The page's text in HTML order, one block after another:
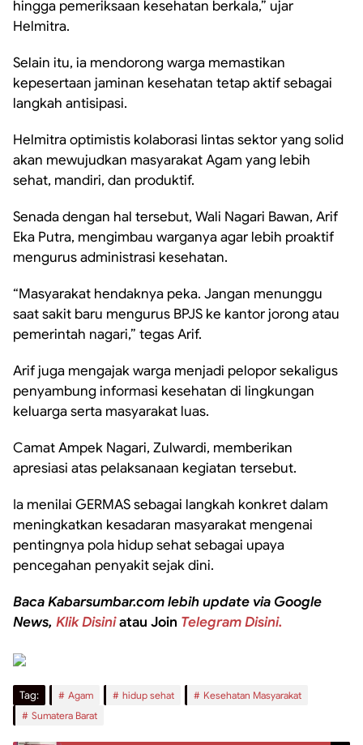
hingga pemeriksaan kesehatan berkala,” ujar
Helmitra.
Selain itu, ia mendorong warga memastikan
kepesertaan jaminan kesehatan tetap aktif sebagai
langkah antisipasi.
Helmitra optimistis kolaborasi lintas sektor yang solid
akan mewujudkan masyarakat Agam yang lebih
sehat, mandiri, dan produktif.
Senada dengan hal tersebut, Wali Nagari Bawan, Arif
Eka Putra, mengimbau warganya agar lebih proaktif
mengurus administrasi kesehatan.
“Masyarakat hendaknya peka. Jangan menunggu
saat sakit baru mengurus BPJS ke kantor jorong atau
pemerintah nagari,” tegas Arif.
Arif juga mengajak warga menjadi pelopor sekaligus
penyambung informasi kesehatan di lingkungan
keluarga serta masyarakat luas.
Camat Ampek Nagari, Zulwardi, memberikan
apresiasi atas pelaksanaan kegiatan tersebut.
Ia menilai GERMAS sebagai langkah konkret dalam
meningkatkan kesadaran masyarakat mengenai
pentingnya pola hidup sehat sebagai upaya
pencegahan penyakit sejak dini.
Baca Kabarsumbar.com lebih update via Google
News, Klik Disiniatau Join Telegram Disini.
Tag: Agam hidup sehat
Kesehatan Masyarakat
Sumatera Barat